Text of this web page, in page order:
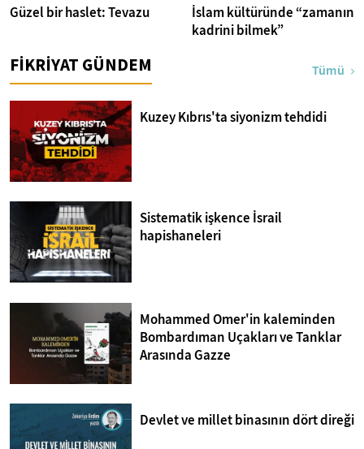
Güzel bir haslet: Tevazu
İslam kültüründe “zamanın
kadrini bilmek”
FİKRİYAT GÜNDEM Tümü
Kuzey Kıbrıs'ta siyonizm tehdidi
Sistematik işkence İsrail
hapishaneleri
Mohammed Omer'in kaleminden
Bombardıman Uçakları ve Tanklar
Arasında Gazze
Devlet ve millet binasının dört direği